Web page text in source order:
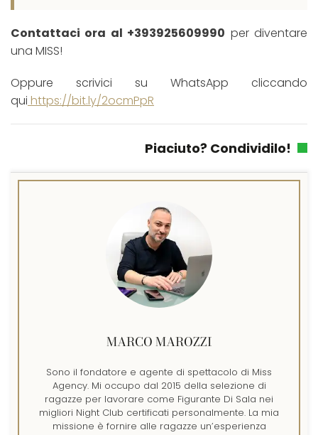
Contattaci ora al +393925609990 per diventare
una MISS!
Oppure scrivici su WhatsApp cliccando
qui https://bit.ly/2ocmPpR
Piaciuto? Condividilo!
MARCO MAROZZI
Sono il fondatore e agente di spettacolo di Miss
Agency. Mi occupo dal 2015 della selezione di
ragazze per lavorare come Figurante Di Sala nei
migliori Night Club certificati personalmente. La mia
missione è fornire alle ragazze un’esperienza